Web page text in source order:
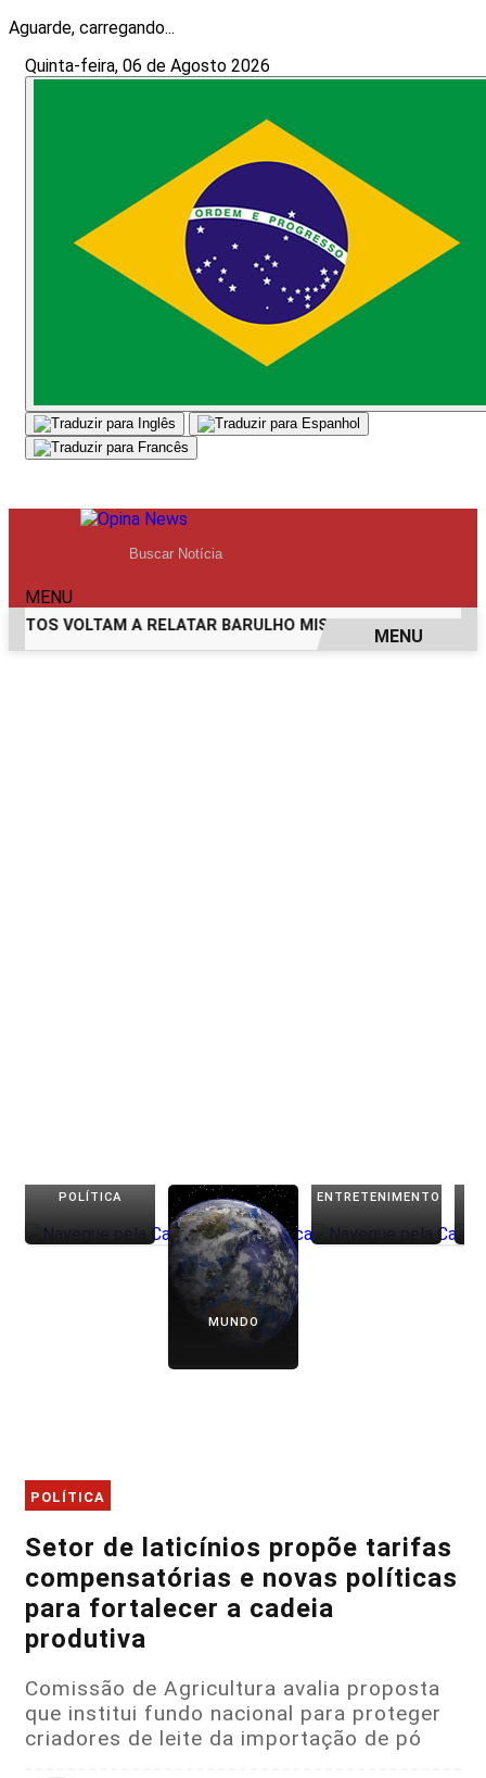
Aguarde, carregando...
Quinta-feira, 06 de Agosto 2026
MENU
VOLTAM A RELATAR BARULHO MISTERIOSO VINDO DO
MENU
POLÍTICA
MUNDO
ENTRETENIMENTO
POLÍTICA
Setor de laticínios propõe tarifas
compensatórias e novas políticas
para fortalecer a cadeia
produtiva
Comissão de Agricultura avalia proposta
que institui fundo nacional para proteger
criadores de leite da importação de pó